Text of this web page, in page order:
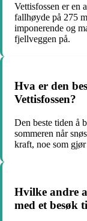
Vettisfossen er en
fallhøyde på 275
imponerende og
fjellveggen på.
Hva er den
Vettisfossen?
Den beste tiden å
sommeren når
kraft, noe som
Hvilke andre
med et besøk